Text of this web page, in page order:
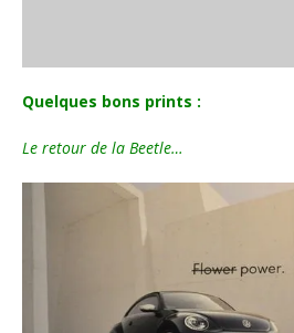
Quelques bons prints :
Le retour de la Beetle…